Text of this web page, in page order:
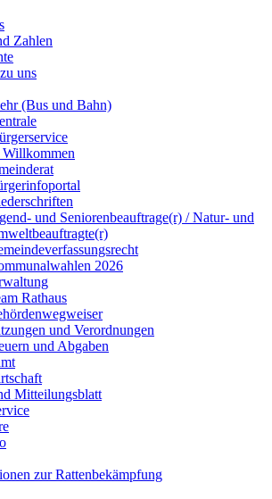
Zahlen
uns
(Bus und Bahn)
und Seniorenbeauftrage(r) / Natur- und
2026
Rathaus
und Verordnungen
und Abgaben
Mitteilungsblatt
zur Rattenbekämpfung